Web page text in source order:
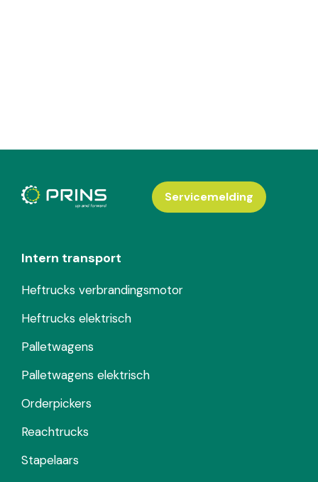
Intern transport
Heftrucks verbrandingsmotor
Heftrucks elektrisch
Palletwagens
Palletwagens elektrisch
Orderpickers
Reachtrucks
Stapelaars
Servicemelding